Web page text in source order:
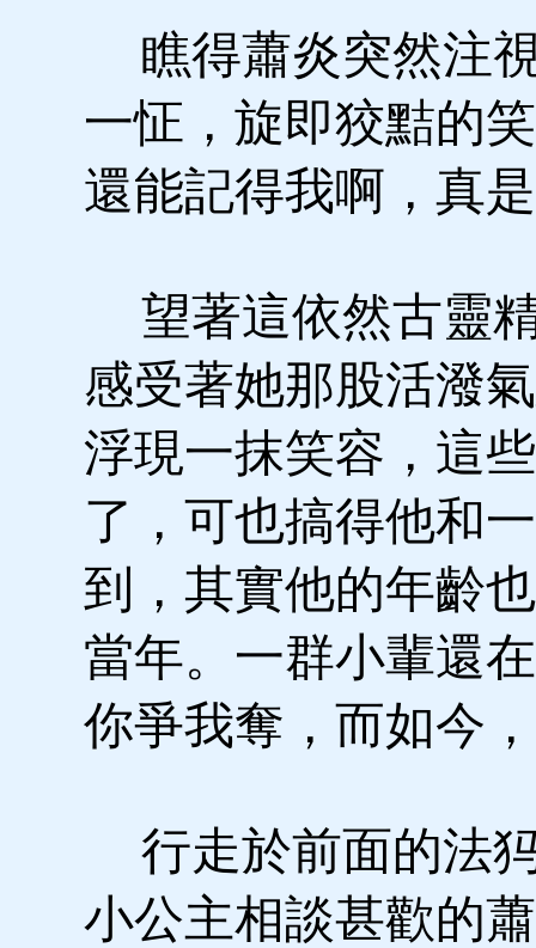
瞧得蕭炎突然注
一怔，旋即狡黠的
還能記得我啊，真
望著這依然古靈
感受著她那股活潑
浮現一抹笑容，這
了，可也搞得他和
到，其實他的年齡
當年。一群小輩還
你爭我奪，而如今
行走於前面的法
小公主相談甚歡的